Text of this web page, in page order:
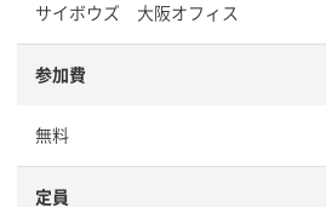
サイボウズ 大阪オフィス
参加費
無料
定員